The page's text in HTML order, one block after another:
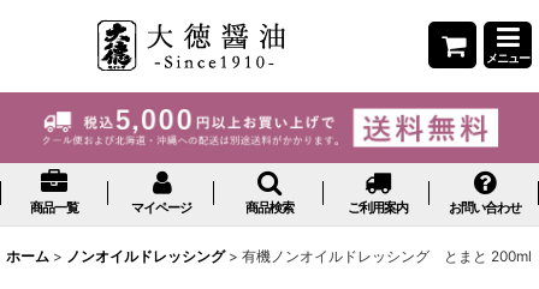
メニュー
商品一覧 マイページ 商品検索 ご利用案内 お問い合わせ
ホーム > ノンオイルドレッシング > 有機ノンオイルドレッシング とまと 200ml